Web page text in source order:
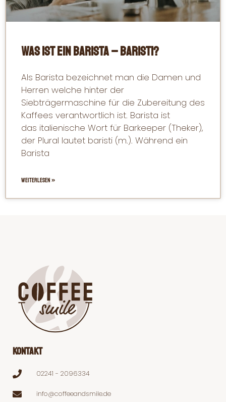
Was ist ein Barista – Baristi?
Als Barista bezeichnet man die Damen und
Herren welche hinter der
Siebträgermaschine für die Zubereitung des
Kaffees verantwortlich ist. Barista ist
das italienische Wort für Barkeeper (Theker),
der Plural lautet baristi (m.). Während ein
Barista
WEITERLESEN »
Kontakt
02241 - 2096334
info@coffeeandsmile.de